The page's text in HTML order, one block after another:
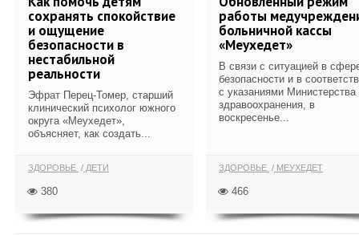
сохранять спокойствие
и ощущение
безопасности в
нестабильной
реальности
Эфрат Перец-Томер, старший
клинический психолог южного
округа «Меухедет»,
объясняет, как создать...
ЗДОРОВЬЕ ДЕТИ
380
работы
больничной кассы
«Меухедет»
В связи с ситуацией в
безопасности и в
с указаниями Министерства
здравоохранения, в
воскресенье...
ЗДОРОВЬЕ МЕУХЕДЕТ
466